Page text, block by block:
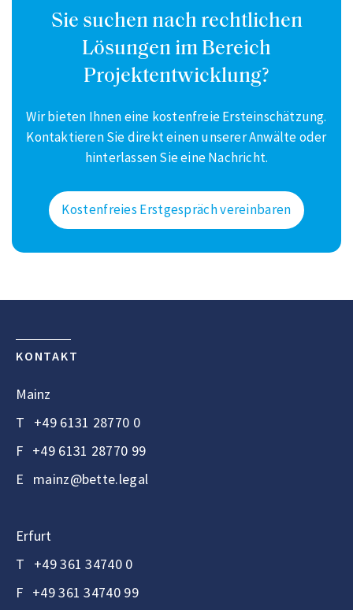
Sie suchen nach rechtlichen
Lösungen im Bereich
Projektentwicklung?
Wir bieten Ihnen eine kostenfreie Ersteinschätzung.
Kontaktieren Sie direkt einen unserer Anwälte oder
hinterlassen Sie eine Nachricht.
Kostenfreies Erstgespräch vereinbaren
KONTAKT
Mainz
T +49 6131 28770 0
F +49 6131 28770 99
E mainz@bette.legal
Erfurt
T +49 361 34740 0
F +49 361 34740 99